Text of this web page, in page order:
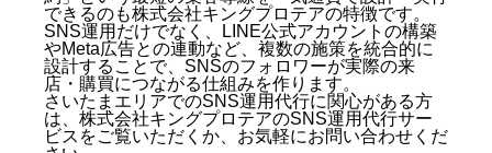
できるのも株式会社キングプロテアの特徴です。
SNS運用だけでなく、LINE公式アカウントの構築
やMeta広告との連動など、複数の施策を統合的に
設計することで、SNSのフォロワーが実際の来
店・購買につながる仕組みを作ります。
さいたまエリアでのSNS運用代行に関心がある方
は、 株式会社キングプロテアのSNS運用代行サー
ビス をご覧いただくか、お気軽にお問い合わせくだ